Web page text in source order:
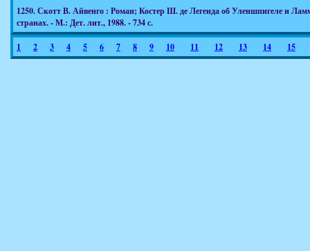
1250.Скотт В. Айвенго : Роман; Костер Ш. де Легенда об Уленшпигеле и
странах. - М.: Дет. лит., 1988. - 734 с.
1 2 3 4 5 6 7 8 9 10 11 12 13 14 15